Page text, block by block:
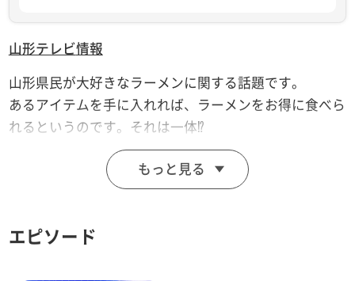
山形テレビ情報
山形県民が大好きなラーメンに関する話題です。
あるアイテムを手に入れれば、ラーメンをお得に食べら
れるというのです。それは一体⁉
放送日：2022年5月25日
もっと見る
エピソード